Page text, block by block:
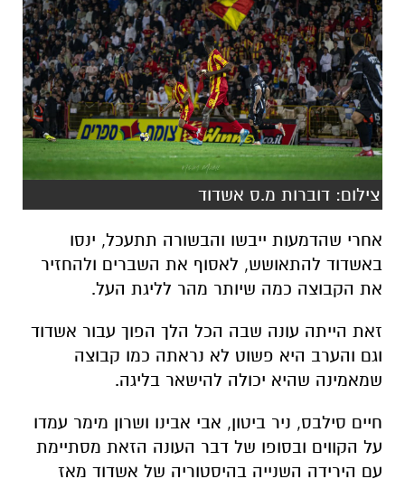
צילום: דוברות מ.ס אשדוד
אחרי שהדמעות ייבשו והבשורה תתעכל, ינסו
באשדוד להתאושש, לאסוף את השברים ולהחזיר
את הקבוצה כמה שיותר מהר לליגת העל.
זאת הייתה עונה שבה הכל הלך הפוך עבור אשדוד
וגם והערב היא פשוט לא נראתה כמו קבוצה
שמאמינה שהיא יכולה להישאר בליגה.
חיים סילבס, ניר ביטון, אבי אבינו ושרון מימר עמדו
על הקווים ובסופו של דבר העונה הזאת מסתיימת
עם הירידה השנייה בהיסטוריה של אשדוד מאז